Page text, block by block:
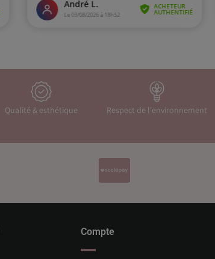
Qualité & esthétique Respect de l'environnement
Compte